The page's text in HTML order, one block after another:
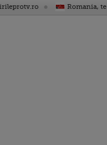
Romania,